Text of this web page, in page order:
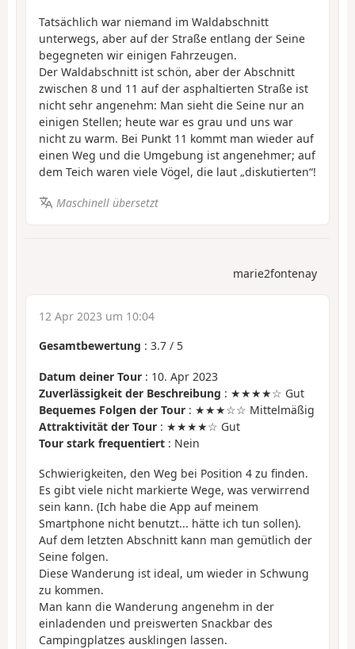
Tatsächlich war niemand im Waldabschnitt
unterwegs, aber auf der Straße entlang der Seine
begegneten wir einigen Fahrzeugen.
Der Waldabschnitt ist schön, aber der Abschnitt
zwischen 8 und 11 auf der asphaltierten Straße ist
nicht sehr angenehm: Man sieht die Seine nur an
einigen Stellen; heute war es grau und uns war
nicht zu warm. Bei Punkt 11 kommt man wieder auf
einen Weg und die Umgebung ist angenehmer; auf
dem Teich waren viele Vögel, die laut „diskutierten“!
Maschinell übersetzt
marie2fontenay
12 Apr 2023 um 10:04
Gesamtbewertung : 3.7 / 5
Datum deiner Tour : 10. Apr 2023
Zuverlässigkeit der Beschreibung : ★★★★☆ Gut
Bequemes Folgen der Tour : ★★★☆☆ Mittelmäßig
Attraktivität der Tour : ★★★★☆ Gut
Tour stark frequentiert : Nein
Schwierigkeiten, den Weg bei Position 4 zu finden.
Es gibt viele nicht markierte Wege, was verwirrend
sein kann. (Ich habe die App auf meinem
Smartphone nicht benutzt... hätte ich tun sollen).
Auf dem letzten Abschnitt kann man gemütlich der
Seine folgen.
Diese Wanderung ist ideal, um wieder in Schwung
zu kommen.
Man kann die Wanderung angenehm in der
einladenden und preiswerten Snackbar des
Campingplatzes ausklingen lassen.